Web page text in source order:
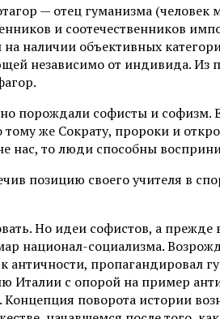
— отец гуманизма (человек
и соотечественников
наличии объективных
независимо от индивида.
порождали софисты и софизм.
же Сократу, пророки и
нас, то люди способны
позицию своего учителя в
Но идеи софистов, а
национал-социализма.
пропагандировал
Италии с опорой на пример
поворота истории